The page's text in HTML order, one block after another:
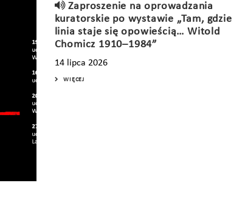
Zaproszenie na oprowadzania
kuratorskie po wystawie „Tam, gdzie
linia staje się opowieścią… Witold
Chomicz 1910–1984”
14 lipca 2026
WIĘCEJ